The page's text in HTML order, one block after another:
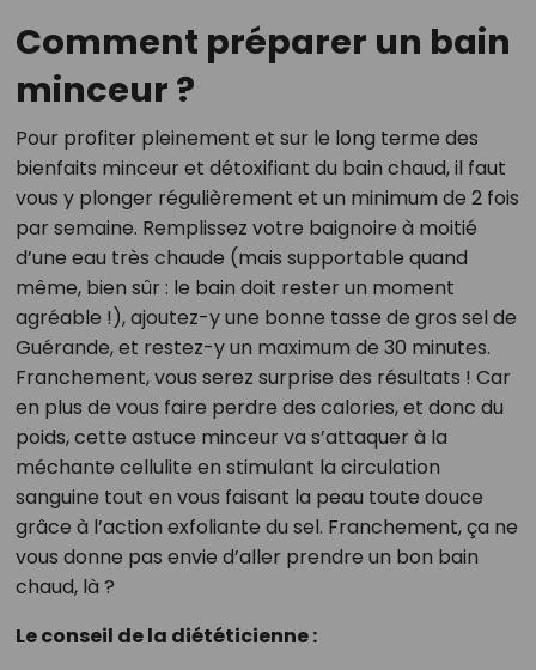
Comment préparer un bain
minceur ?
Pour profiter pleinement et sur le long terme des
bienfaits minceur et détoxifiant du bain chaud, il faut
vous y plonger régulièrement et un minimum de 2 fois
par semaine. Remplissez votre baignoire à moitié
d’une eau très chaude (mais supportable quand
même, bien sûr : le bain doit rester un moment
agréable !), ajoutez-y une bonne tasse de gros sel de
Guérande, et restez-y un maximum de 30 minutes.
Franchement, vous serez surprise des résultats ! Car
en plus de vous faire perdre des calories, et donc du
poids, cette astuce minceur va s’attaquer à la
méchante cellulite en stimulant la circulation
sanguine tout en vous faisant la peau toute douce
grâce à l’action exfoliante du sel. Franchement, ça ne
vous donne pas envie d’aller prendre un bon bain
chaud, là ?
Le conseil de la diététicienne :